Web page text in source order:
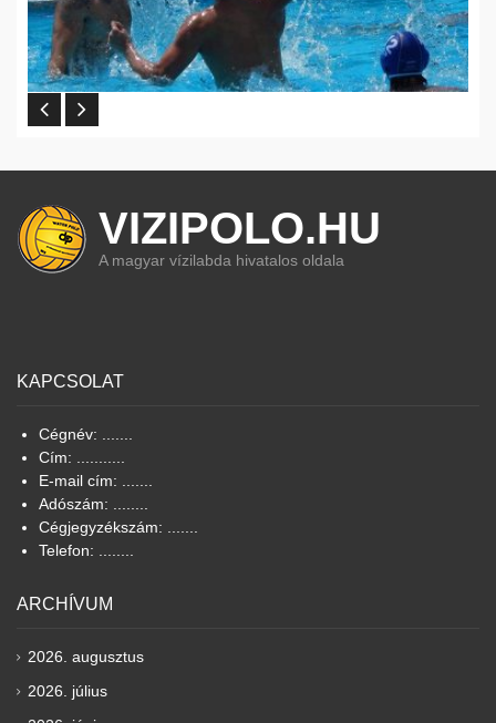
VIZIPOLO.HU
A magyar vízilabda hivatalos oldala
KAPCSOLAT
Cégnév: .......
Cím: ...........
E-mail cím: .......
Adószám: ........
Cégjegyzékszám: .......
Telefon: ........
ARCHÍVUM
2026. augusztus
2026. július